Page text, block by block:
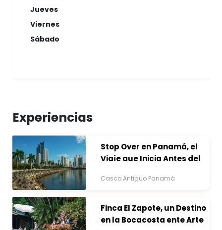
Jueves
Viernes
Sábado
Experiencias
Stop Over en Panamá, el
Viaje que Inicia Antes del
Casco Antiguo Panamá
Finca El Zapote, un Destino
en la Bocacosta ente Arte